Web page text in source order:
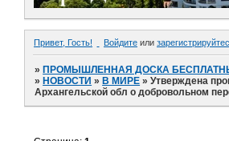
Привет, Гость! Войдите или
»ПРОМЫШЛЕННАЯ ДОСКА
»НОВОСТИ »В МИРЕ »Утверждена
Архангельской обл о добровольном